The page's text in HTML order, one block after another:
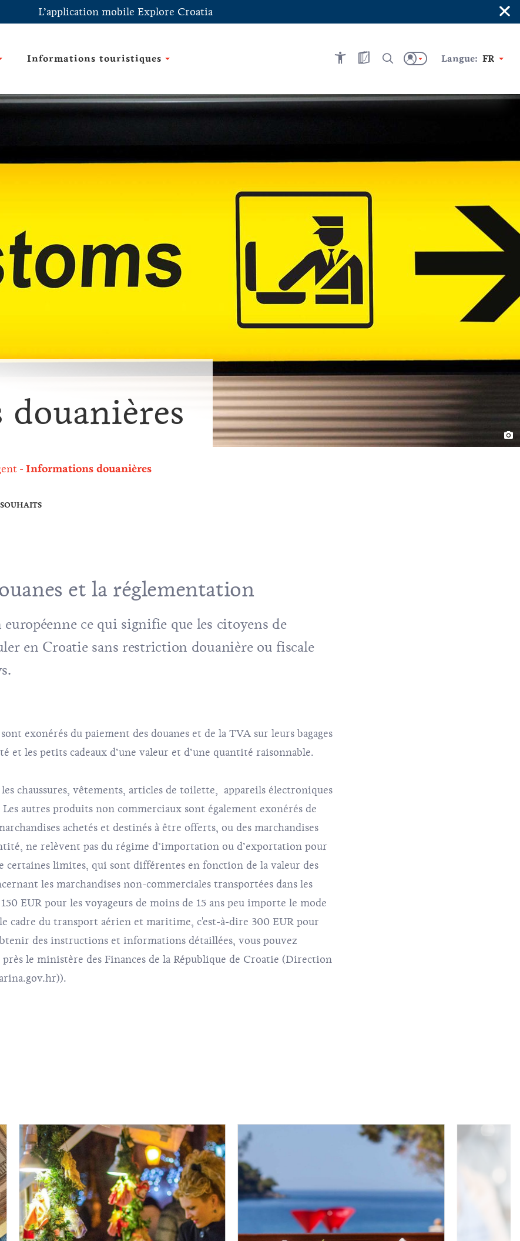
L’application mobile Explore Croatia ×
Informations touristiques Langue: FR
Informations douanières
et la réglementation
ce qui signifie que les citoyens de
en Croatie sans restriction douanière ou fiscale
exonérés du paiement des douanes et de la TVA sur leurs bagages
et les petits cadeaux d’une valeur et d’une quantité raisonnable.
chaussures, vêtements, articles de toilette, appareils électroniques
autres produits non commerciaux sont également exonérés de
achetés et destinés à être offerts, ou des marchandises
ne relèvent pas du régime d’importation ou d’exportation pour
limites, qui sont différentes en fonction de la valeur des
les marchandises non-commerciales transportées dans les
EUR pour les voyageurs de moins de 15 ans peu importe le mode
cadre du transport aérien et maritime, c'est-à-dire 300 EUR pour
des instructions et informations détaillées, vous pouvez
le ministère des Finances de la République de Croatie (Direction
)).